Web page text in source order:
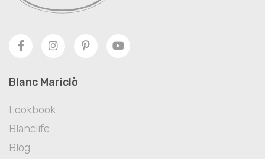
Blanc Mariclò
Lookbook
Blanclife
Blog